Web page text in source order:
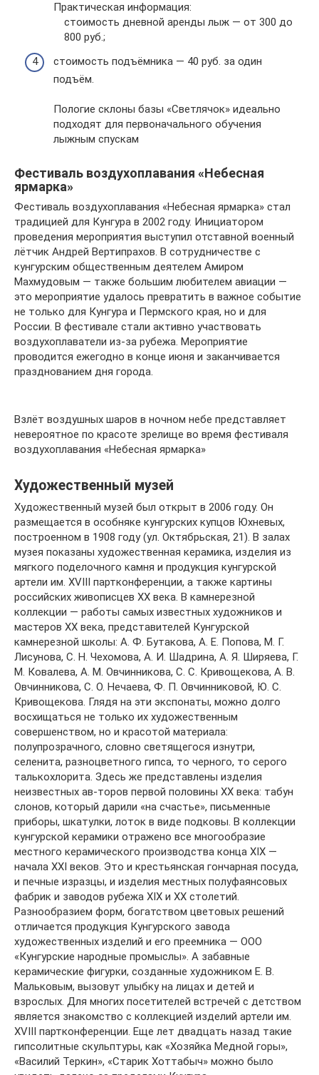
Практическая информация:
стоимость дневной аренды лыж — от 300 до
800 руб.;
стоимость подъёмника — 40 руб. за один
подъём.
Пологие склоны базы «Светлячок» идеально
подходят для первоначального обучения
лыжным спускам
Фестиваль воздухоплавания «Небесная
ярмарка»
Фестиваль воздухоплавания «Небесная ярмарка» стал
традицией для Кунгура в 2002 году. Инициатором
проведения мероприятия выступил отставной военный
лётчик Андрей Вертипрахов. В сотрудничестве с
кунгурским общественным деятелем Амиром
Махмудовым — также большим любителем авиации —
это мероприятие удалось превратить в важное событие
не только для Кунгура и Пермского края, но и для
России. В фестивале стали активно участвовать
воздухоплаватели из-за рубежа. Мероприятие
проводится ежегодно в конце июня и заканчивается
празднованием дня города.
Взлёт воздушных шаров в ночном небе представляет
невероятное по красоте зрелище во время фестиваля
воздухоплавания «Небесная ярмарка»
Художественный музей
Художественный музей был открыт в 2006 году. Он
размещается в особняке кунгурских купцов Юхневых,
построенном в 1908 году (ул. Октябрьская, 21). В залах
музея показаны художественная керамика, изделия из
мягкого поделочного камня и продукция кунгурской
артели им. XVIII партконференции, а также картины
российских живописцев ХХ века. В камнерезной
коллекции — работы самых известных художников и
мастеров ХХ века, представителей Кунгурской
камнерезной школы: А. Ф. Бутакова, А. Е. Попова, М. Г.
Лисунова, С. Н. Чехомова, А. И. Шадрина, А. Я. Ширяева, Г.
М. Ковалева, А. М. Овчинникова, С. С. Кривощекова, А. В.
Овчинникова, С. О. Нечаева, Ф. П. Овчинниковой, Ю. С.
Кривощекова. Глядя на эти экспонаты, можно долго
восхищаться не только их художественным
совершенством, но и красотой материала:
полупрозрачного, словно светящегося изнутри,
селенита, разноцветного гипса, то черного, то серого
талькохлорита. Здесь же представлены изделия
неизвестных ав-торов первой половины XX века: табун
слонов, который дарили «на счастье», письменные
приборы, шкатулки, лоток в виде подковы. В коллекции
кунгурской керамики отражено все многообразие
местного керамического производства конца XIX —
начала XXI веков. Это и крестьянская гончарная посуда,
и печные изразцы, и изделия местных полуфаянсовых
фабрик и заводов рубежа XIX и XX столетий.
Разнообразием форм, богатством цветовых решений
отличается продукция Кунгурского завода
художественных изделий и его преемника — ООО
«Кунгурские народные промыслы». А забавные
керамические фигурки, созданные художником Е. В.
Мальковым, вызовут улыбку на лицах и детей и
взрослых. Для многих посетителей встречей с детством
является знакомство с коллекцией изделий артели им.
XVIII партконференции. Еще лет двадцать назад такие
гипсолитные скульптуры, как «Хозяйка Медной горы»,
«Василий Теркин», «Старик Хоттабыч» можно было